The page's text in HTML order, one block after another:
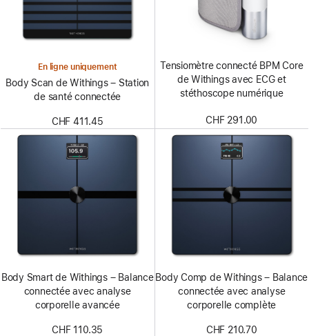
En ligne uniquement
Body Scan de Withings – Station
de santé connectée
CHF 411.45
Tensiomètre connecté BPM Core
de Withings avec ECG et
stéthoscope numérique
CHF 291.00
Body Smart de Withings – Balance
connectée avec analyse
corporelle avancée
CHF 110.35
Body Comp de Withings – Balance
connectée avec analyse
corporelle complète
CHF 210.70